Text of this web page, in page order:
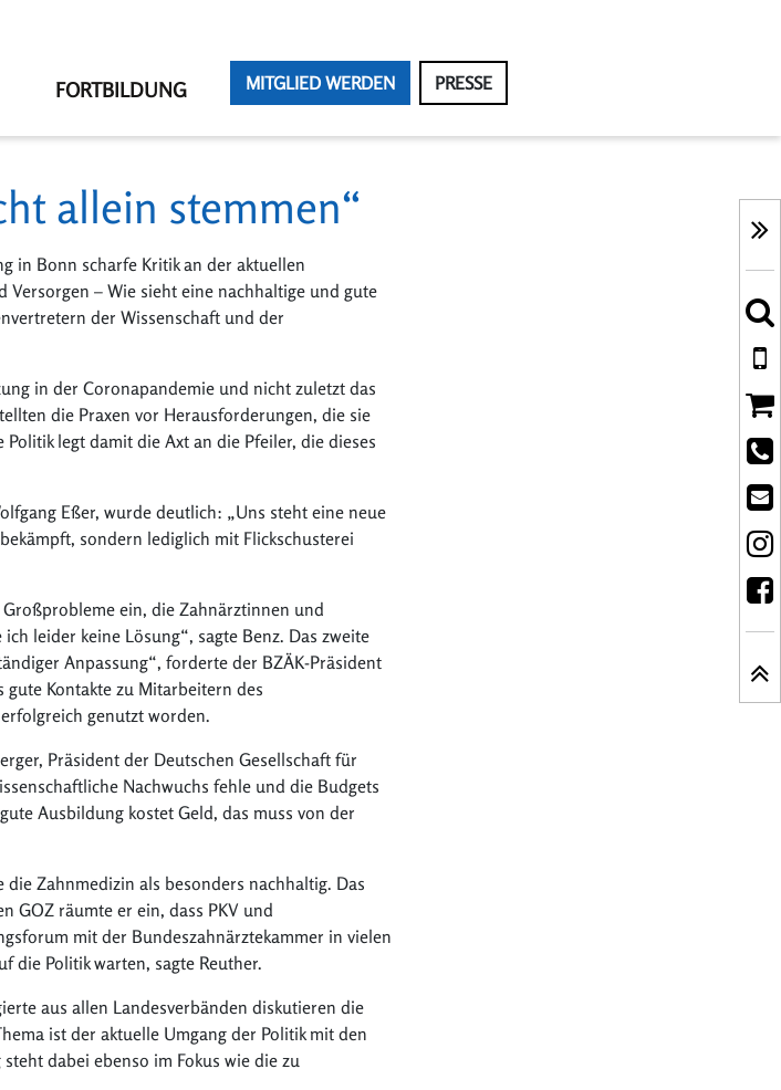
FORTBILDUNG MITGLIED WERDEN PRESSE
allein stemmen“
in Bonn scharfe Kritik an der aktuellen
– Wie sieht eine nachhaltige und gute
der Wissenschaft und der
in der Coronapandemie und nicht zuletzt das
die Praxen vor Herausforderungen, die sie
legt damit die Axt an die Pfeiler, die dieses
Eßer, wurde deutlich: „Uns steht eine neue
sondern lediglich mit Flickschusterei
ein, die Zahnärztinnen und
leider keine Lösung“, sagte Benz. Das zweite
Anpassung“, forderte der BZÄK-Präsident
Kontakte zu Mitarbeitern des
genutzt worden.
Präsident der Deutschen Gesellschaft für
Nachwuchs fehle und die Budgets
Ausbildung kostet Geld, das muss von der
Zahnmedizin als besonders nachhaltig. Das
GOZ räumte er ein, dass PKV und
mit der Bundeszahnärztekammer in vielen
die Politik warten, sagte Reuther.
aus allen Landesverbänden diskutieren die
ist der aktuelle Umgang der Politik mit den
dabei ebenso im Fokus wie die zu